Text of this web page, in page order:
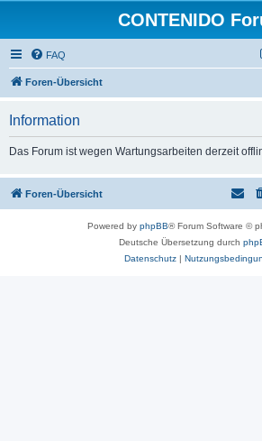
CONTENIDO
FAQ
Foren-Übersicht
Information
Das Forum ist wegen Wartungsarbeiten derzeit
Foren-Übersicht
Powered by phpBB® Forum Software ©
Deutsche Übersetzung durch
Datenschutz|